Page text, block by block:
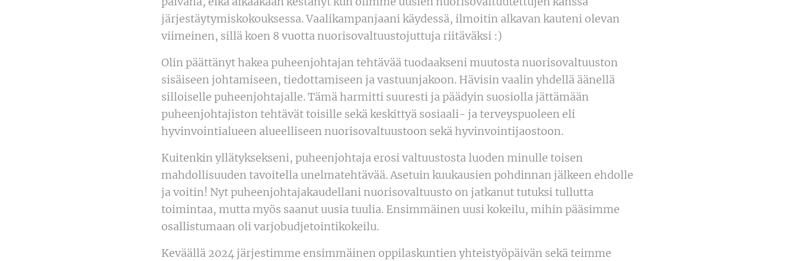
järjestäytymiskokouksessa. Vaalikampanjaani käydessä, ilmoitin alkavan kauteni olevan
viimeinen, sillä koen 8 vuotta nuorisovaltuustojuttuja riitäväksi :)
Olin päättänyt hakea puheenjohtajan tehtävää tuodaakseni muutosta nuorisovaltuuston
sisäiseen johtamiseen, tiedottamiseen ja vastuunjakoon. Hävisin vaalin yhdellä äänellä
silloiselle puheenjohtajalle. Tämä harmitti suuresti ja päädyin suosiolla jättämään
puheenjohtajiston tehtävät toisille sekä keskittyä sosiaali- ja terveyspuoleen eli
hyvinvointialueen alueelliseen nuorisovaltuustoon sekä hyvinvointijaostoon.
Kuitenkin yllätyksekseni, puheenjohtaja erosi valtuustosta luoden minulle toisen
mahdollisuuden tavoitella unelmatehtävää. Asetuin kuukausien pohdinnan jälkeen ehdolle
ja voitin! Nyt puheenjohtajakaudellani nuorisovaltuusto on jatkanut tutuksi tullutta
toimintaa, mutta myös saanut uusia tuulia. Ensimmäinen uusi kokeilu, mihin pääsimme
osallistumaan oli varjobudjetointikokeilu.
Keväällä 2024 järjestimme ensimmäinen oppilaskuntien yhteistyöpäivän sekä teimme